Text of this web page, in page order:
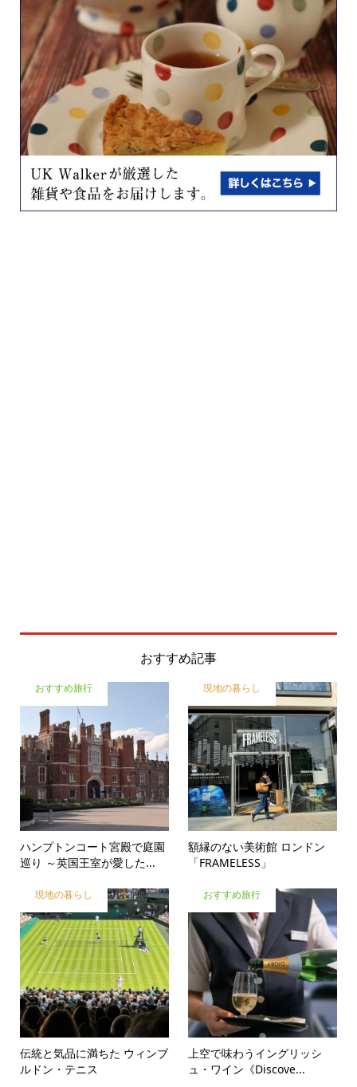
おすすめ記事
おすすめ旅行
ハンプトンコート宮殿で庭園
巡り ～英国王室が愛した...
現地の暮らし
額縁のない美術館 ロンドン
「FRAMELESS」
現地の暮らし
伝統と気品に満ちた ウィンブ
ルドン・テニス
おすすめ旅行
上空で味わうイングリッシ
ュ・ワイン《Discove...